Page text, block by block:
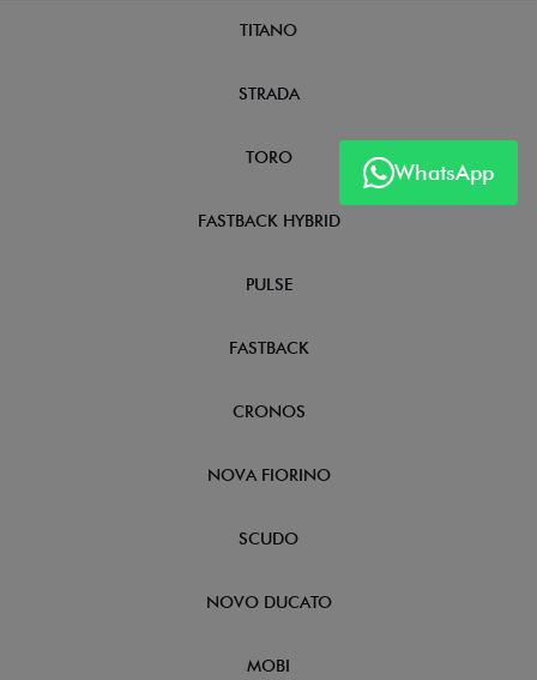
WhatsApp
TITANO
STRADA
TORO
FASTBACK HYBRID
PULSE
FASTBACK
CRONOS
NOVA FIORINO
SCUDO
NOVO DUCATO
MOBI